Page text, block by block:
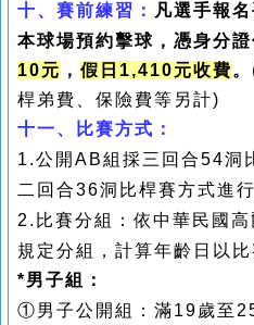
十、 賽前練習： 凡選手報
本球場預約擊球，憑身分證
10元 ， 假日 1,410元收費。
桿弟費、保險費等另計)
十一、
比賽方式：
1.公開AB組採三回合54洞
二回合36洞比桿賽方式進行
2. 比賽分組：依中華民國
規定分組，計算年齡日以比
*男子組：
①男子公開組：滿19歲至